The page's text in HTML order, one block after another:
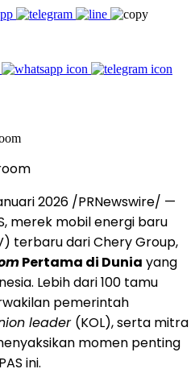
2026 /PRNewswire/ —
merek mobil energi baru
terbaru dari Chery Group,
Pertama di Dunia yang
Lebih dari 100 tamu
pemerintah
leader (KOL), serta mitra
momen penting
ini.